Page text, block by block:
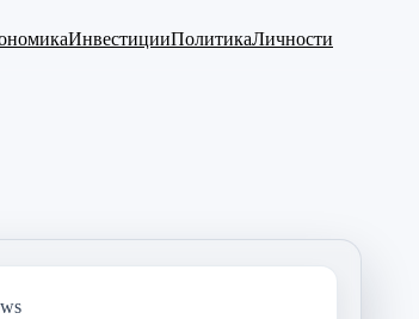
ИнвестицииПолитикаЛичности